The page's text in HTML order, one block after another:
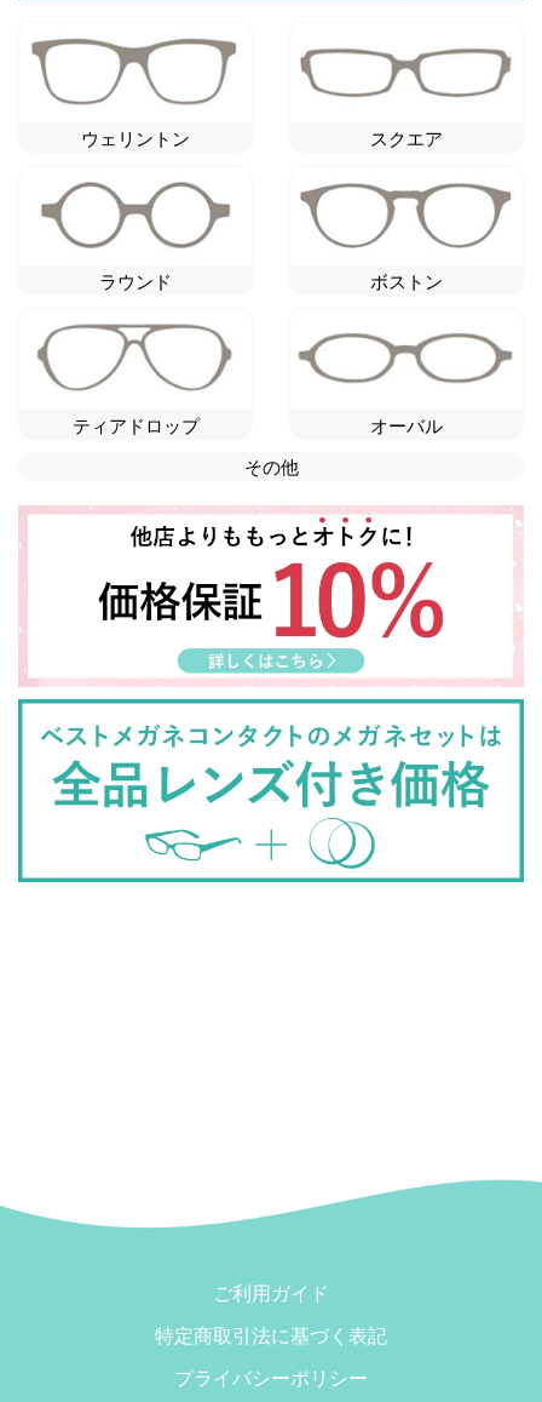
ウェリントン スクエア
ラウンド ボストン
ティアドロップ
オーバル
その他
ご利用ガイド
特定商取引法に基づく表記
プライバシーポリシー